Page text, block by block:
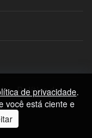
Política de
de privacidade.
você está ciente e